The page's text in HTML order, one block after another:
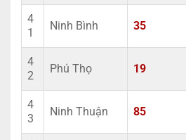
4
1
Ninh Bình 35
4
2
Phú Thọ 19
4
3
Ninh Thuận 85